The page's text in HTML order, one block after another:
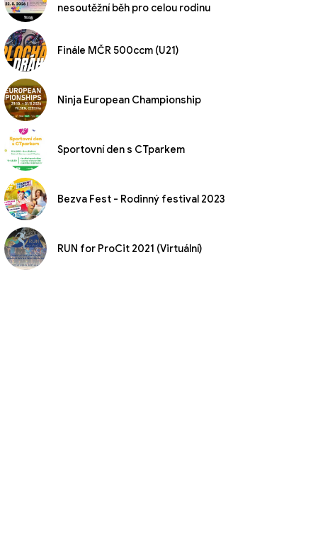
nesoutěžní běh pro celou rodinu
Finále MČR 500ccm (U21)
Ninja European Championship
Sportovní den s CTparkem
Bezva Fest - Rodinný festival 2023
RUN for ProCit 2021 (Virtuální)